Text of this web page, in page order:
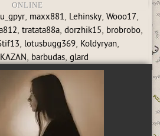
ONLINE
, maxx881, Lehinsky, Wooo17,
, tratata88a, dorzhik15, brobrobo,
, lotusbugg369, Koldyryan,
, barbudas, glard